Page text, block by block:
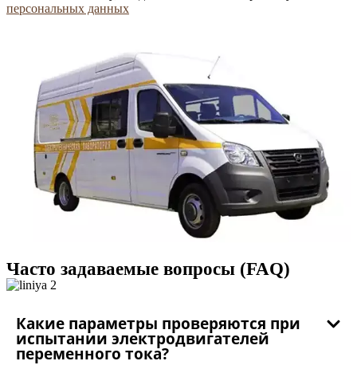
персональных данных
Часто задаваемые вопросы (FAQ)
Какие параметры проверяются при
испытании электродвигателей
переменного тока?